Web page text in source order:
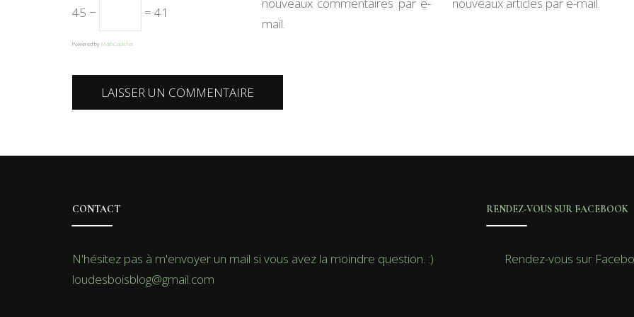
45 − = 41
Powered byMathCaptcha
mail.
CONTACT
N'hésitez pas à m'envoyer un mail si vous avez la moindre question. :)
loudesboisblog@gmail.com
RENDEZ-VOUS SUR FACEBOOK
Rendez-vous sur